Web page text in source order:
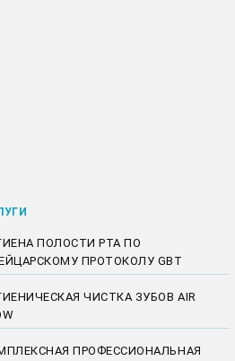
ПОЛОСТИ РТА ПО
ПРОТОКОЛУ GBT
ЧИСТКА ЗУБОВ AIR
ПРОФЕССИОНАЛЬНАЯ